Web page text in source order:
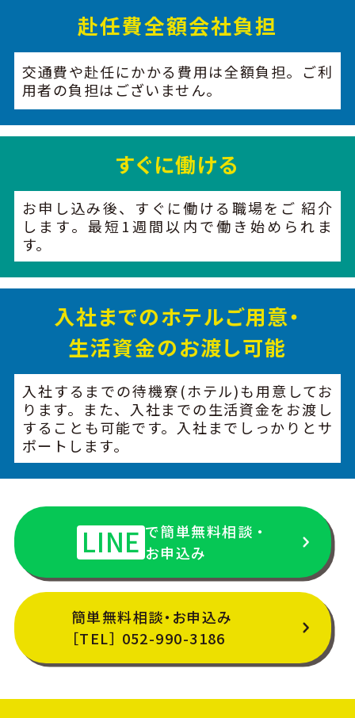
赴任費全額会社負担
交通費や赴任にかかる費用は全額負担。ご利
用者の負担はございません。
すぐに働ける
お申し込み後、すぐに働ける職場をご 紹介
します。最短1週間以内で働き始められま
す。
入社までのホテルご用意・
生活資金のお渡し可能
入社するまでの待機寮(ホテル)も用意してお
ります。また、入社までの生活資金をお渡し
することも可能です。入社までしっかりとサ
ポートします。
LINE で簡単無料相談・
お申込み
簡単無料相談・お申込み
［TEL］ 052-990-3186